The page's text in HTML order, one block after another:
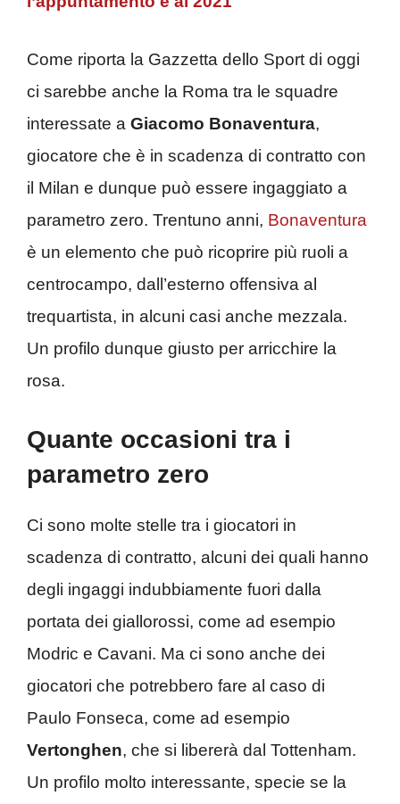
Come riporta la Gazzetta dello Sport di oggi
ci sarebbe anche la Roma tra le squadre
interessate a Giacomo Bonaventura,
giocatore che è in scadenza di contratto con
il Milan e dunque può essere ingaggiato a
parametro zero. Trentuno anni, Bonaventura
è un elemento che può ricoprire più ruoli a
centrocampo, dall’esterno offensiva al
trequartista, in alcuni casi anche mezzala.
Un profilo dunque giusto per arricchire la
rosa.
Quante occasioni tra i
parametro zero
Ci sono molte stelle tra i giocatori in
scadenza di contratto, alcuni dei quali hanno
degli ingaggi indubbiamente fuori dalla
portata dei giallorossi, come ad esempio
Modric e Cavani. Ma ci sono anche dei
giocatori che potrebbero fare al caso di
Paulo Fonseca, come ad esempio
Vertonghen, che si libererà dal Tottenham.
Un profilo molto interessante, specie se la